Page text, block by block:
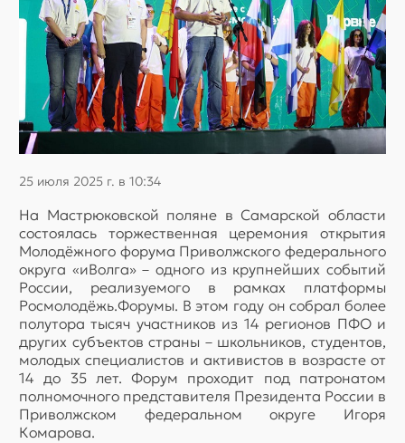
25 июля 2025 г. в 10:34
На Мастрюковской поляне в Самарской области
состоялась торжественная церемония открытия
Молодёжного форума Приволжского федерального
округа «иВолга» – одного из крупнейших событий
России, реализуемого в рамках платформы
Росмолодёжь.Форумы. В этом году он собрал более
полутора тысяч участников из 14 регионов ПФО и
других субъектов страны – школьников, студентов,
молодых специалистов и активистов в возрасте от
14 до 35 лет. Форум проходит под патронатом
полномочного представителя Президента России в
Приволжском федеральном округе Игоря
Комарова.